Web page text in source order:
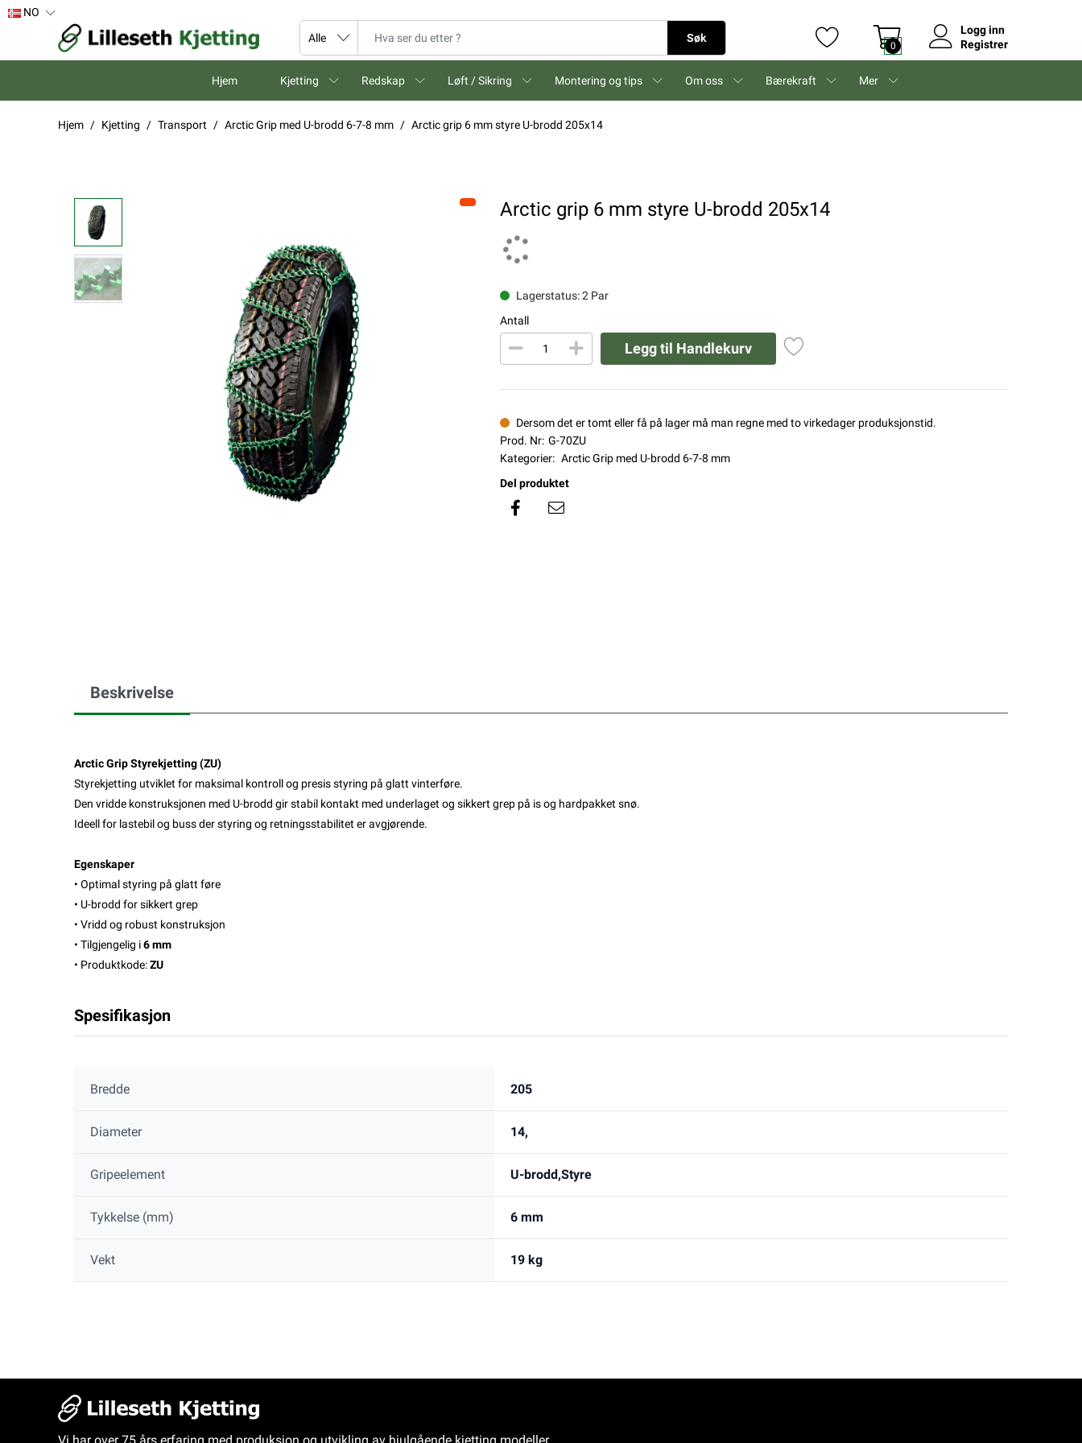
NO
Søk
0
Logg inn
Registrer
Hjem Kjetting Redskap Løft / Sikring Montering og tips Om oss Bærekraft Mer
Hjem Kjetting Transport Arctic Grip med U-brodd 6-7-8 mm Arctic grip 6 mm styre U-brodd 205x14
Arctic grip 6 mm styre U-brodd 205x14
Lagerstatus: 2 Par
Antall
Legg til Handlekurv
Dersom det er tomt eller få på lager må man regne med to virkedager produksjonstid.
Prod. Nr: G-70ZU
Kategorier: Arctic Grip med U-brodd 6-7-8 mm
Del produktet
Beskrivelse
Arctic Grip Styrekjetting (ZU)
Styrekjetting utviklet for maksimal kontroll og presis styring på glatt vinterføre.
Den vridde konstruksjonen med U-brodd gir stabil kontakt med underlaget og sikkert grep på is og hardpakket snø.
Ideell for lastebil og buss der styring og retningsstabilitet er avgjørende.
Egenskaper
• Optimal styring på glatt føre
• U-brodd for sikkert grep
• Vridd og robust konstruksjon
• Tilgjengelig i6 mm
• Produktkode:ZU
Spesifikasjon
Bredde 205
Diameter 14,
Gripeelement U-brodd,Styre
Tykkelse (mm) 6 mm
Vekt 19 kg